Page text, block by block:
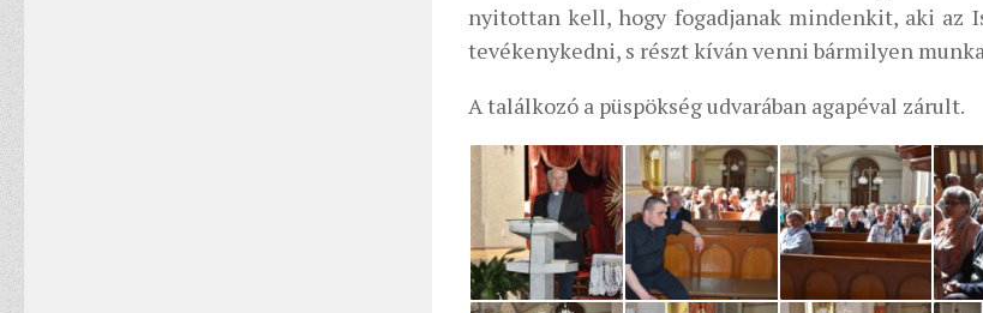
nyitottan kell, hogy fogadjanak mindenkit, aki az
tevékenykedni, s részt kíván venni bármilyen
A találkozó a püspökség udvarában agapéval zárult.